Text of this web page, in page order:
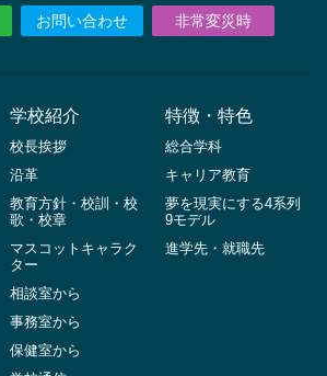
お問い合わせ 非常変災時
学校紹介
校長挨拶
沿革
教育方針・校訓・校
歌・校章
マスコットキャラク
ター
相談室から
事務室から
保健室から
特徴・特色
総合学科
キャリア教育
夢を現実にする4系列
9モデル
進学先・就職先